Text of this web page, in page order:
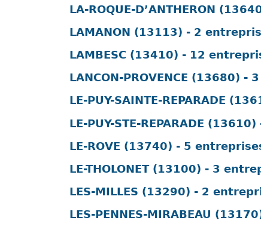
LA-ROQUE-D’ANTHERON
LAMANON (13113) - 2
LAMBESC (13410) - 12
LANCON-PROVENCE (13680) -
LE-PUY-SAINTE-REPARADE
LE-PUY-STE-REPARADE
LE-ROVE (13740) - 5
LE-THOLONET (13100) - 3
LES-MILLES (13290) - 2
LES-PENNES-MIRABEAU